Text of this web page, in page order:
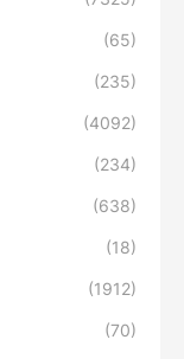
(65)
(235)
(4092)
(234)
(638)
(18)
(1912)
(70)